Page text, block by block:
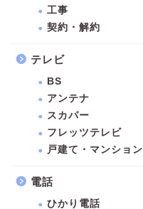
工事
契約・解約
テレビ
BS
アンテナ
スカパー
フレッツテレビ
戸建て・マンション
電話
ひかり電話